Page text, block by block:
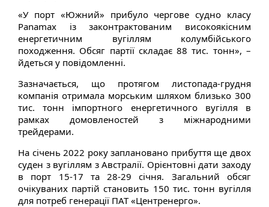
«У порт «Южний» прибуло чергове судно класу
Panamax із законтрактованим високоякісним
енергетичним вугіллям колумбійського
походження. Обсяг партії складає 88 тис. тонн», –
йдеться у повідомленні.
Зазначається, що протягом листопада-грудня
компанія отримала морським шляхом близько 300
тис. тонн імпортного енергетичного вугілля в
рамках домовленостей з міжнародними
трейдерами.
На січень 2022 року заплановано прибуття ще двох
суден з вугіллям з Австралії. Орієнтовні дати заходу
в порт 15-17 та 28-29 січня. Загальний обсяг
очікуваних партій становить 150 тис. тонн вугілля
для потреб генерації ПАТ «Центренерго».